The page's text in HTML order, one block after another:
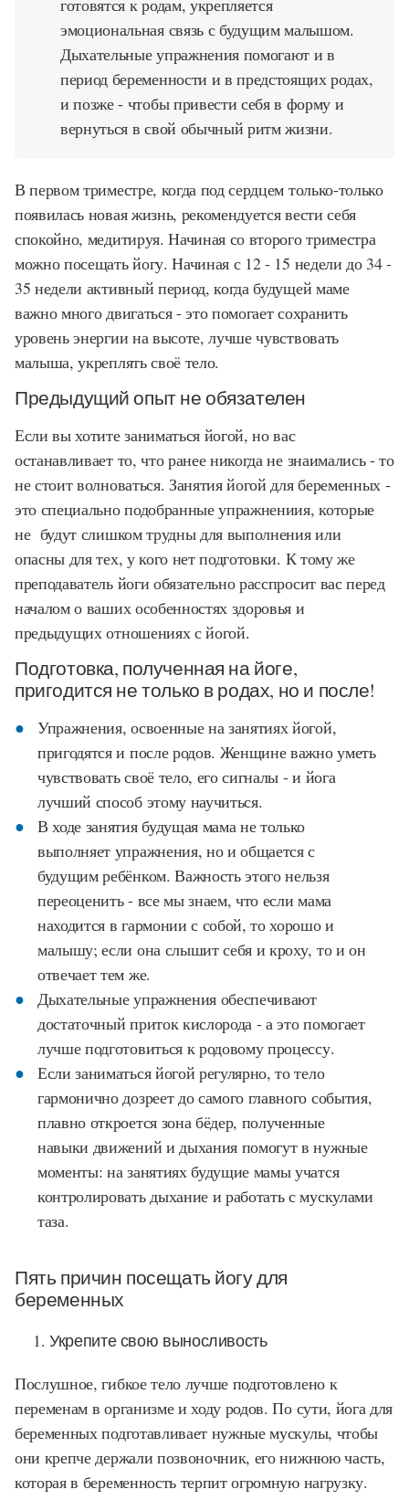
эмоциональная связь с будущим малышом.
Дыхательные упражнения помогают и в
период беременности и в предстоящих родах,
и позже - чтобы привести себя в форму и
вернуться в свой обычный ритм жизни.
В первом триместре, когда под сердцем только-только
появилась новая жизнь, рекомендуется вести себя
спокойно, медитируя. Начиная со второго триместра
можно посещать йогу. Начиная с 12 - 15 недели до 34 -
35 недели активный период, когда будущей маме
важно много двигаться - это помогает сохранить
уровень энергии на высоте, лучше чувствовать
малыша, укреплять своё тело.
Предыдущий опыт не обязателен
Если вы хотите заниматься йогой, но вас
останавливает то, что ранее никогда не знаимались - то
не стоит волноваться. Занятия йогой для беременных -
это специально подобранные упражнениия, которые
не будут слишком трудны для выполнения или
опасны для тех, у кого нет подготовки. К тому же
преподаватель йоги обязательно расспросит вас перед
началом о ваших особенностях здоровья и
предыдущих отношениях с йогой.
Подготовка, полученная на йоге,
пригодится не только в родах, но и после!
Упражнения, освоенные на занятиях йогой,
пригодятся и после родов. Женщине важно уметь
чувствовать своё тело, его сигналы - и йога
лучший способ этому научиться.
В ходе занятия будущая мама не только
выполняет упражнения, но и общается с
будущим ребёнком. Важность этого нельзя
переоценить - все мы знаем, что если мама
находится в гармонии с собой, то хорошо и
малышу; если она слышит себя и кроху, то и он
отвечает тем же.
Дыхательные упражнения обеспечивают
достаточный приток кислорода - а это помогает
лучше подготовиться к родовому процессу.
Если заниматься йогой регулярно, то тело
гармонично дозреет до самого главного события,
плавно откроется зона бёдер, полученные
навыки движений и дыхания помогут в нужные
моменты: на занятиях будущие мамы учатся
контролировать дыхание и работать с мускулами
таза.
Пять причин посещать йогу для
беременных
Укрепите свою выносливость
Послушное, гибкое тело лучше подготовлено к
переменам в организме и ходу родов. По сути, йога для
беременных подготавливает нужные мускулы, чтобы
они крепче держали позвоночник, его нижнюю часть,
которая в беременность терпит огромную нагрузку.